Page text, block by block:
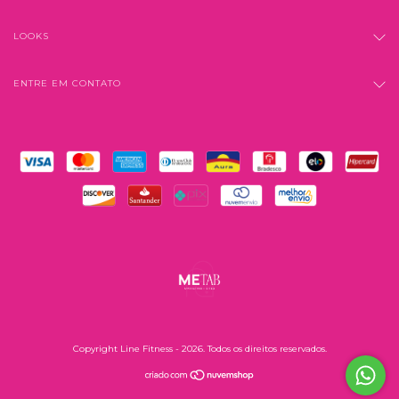
LOOKS
ENTRE EM CONTATO
Copyright Line Fitness - 2026. Todos os direitos reservados.